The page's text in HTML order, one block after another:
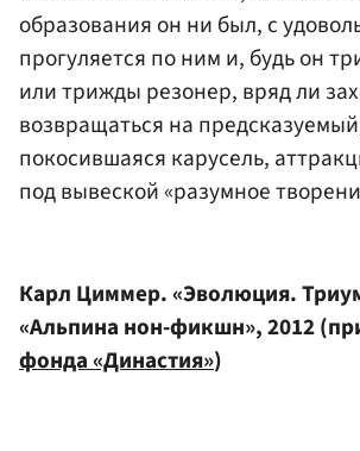
образования он ни был, с
прогуляется по ним и, будь он
или трижды резонер, вряд ли
возвращаться на
покосившаяся карусель,
под вывеской «разумное
Карл Циммер. «Эволюция.
«Альпина нон-фикшн», 2012
фонда «Династия»)